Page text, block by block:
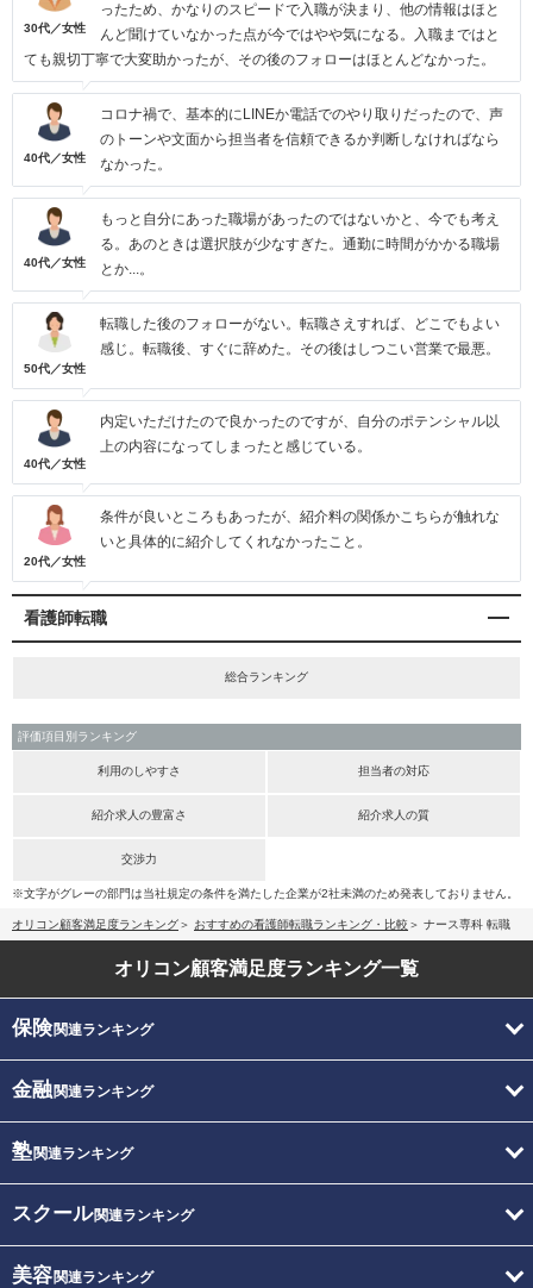
30代／女性
ったため、かなりのスピードで入職が決まり、他の情報はほと
んど聞けていなかった点が今ではやや気になる。入職まではと
ても親切丁寧で大変助かったが、その後のフォローはほとんどなかった。
40代／女性
コロナ禍で、基本的にLINEか電話でのやり取りだったので、声
のトーンや文面から担当者を信頼できるか判断しなければなら
なかった。
40代／女性
もっと自分にあった職場があったのではないかと、今でも考え
る。あのときは選択肢が少なすぎた。通勤に時間がかかる職場
とか...。
50代／女性
転職した後のフォローがない。転職さえすれば、どこでもよい
感じ。転職後、すぐに辞めた。その後はしつこい営業で最悪。
40代／女性
内定いただけたので良かったのですが、自分のポテンシャル以
上の内容になってしまったと感じている。
20代／女性
条件が良いところもあったが、紹介料の関係かこちらが触れな
いと具体的に紹介してくれなかったこと。
看護師転職
総合ランキング
評価項目別ランキング
利用のしやすさ 担当者の対応
紹介求人の豊富さ 紹介求人の質
交渉力
※文字がグレーの部門は当社規定の条件を満たした企業が2社未満のため発表しておりません。
オリコン顧客満足度ランキング おすすめの看護師転職ランキング・比較 ナース専科 転職
オリコン顧客満足度ランキング一覧
保険関連ランキング
金融関連ランキング
塾関連ランキング
スクール関連ランキング
美容関連ランキング